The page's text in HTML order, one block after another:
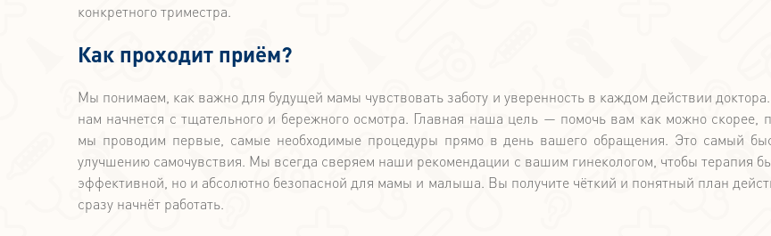
конкретного триместра.
Как проходит приём?
Мы понимаем, как важно для будущей мамы чувствовать заботу и уверенность в каждом действии
нам начнется с тщательного и бережного осмотра. Главная наша цель — помочь вам как можно скорее,
мы проводим первые, самые необходимые процедуры прямо в день вашего обращения. Это самый
улучшению самочувствия. Мы всегда сверяем наши рекомендации с вашим гинекологом, чтобы терапия
эффективной, но и абсолютно безопасной для мамы и малыша. Вы получите чёткий и понятный план
сразу начнёт работать.